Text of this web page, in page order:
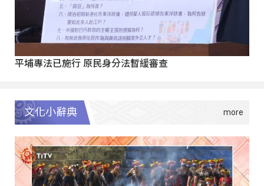
平埔專法已施行 原民身分法暫緩審查
文化小辭典